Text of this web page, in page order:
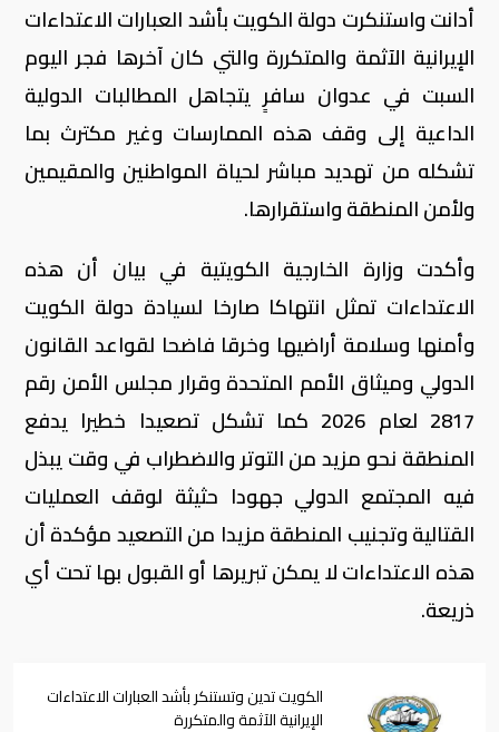
أدانت واستنكرت دولة الكويت بأشد العبارات الاعتداءات
الإيرانية الآثمة والمتكررة والتي كان آخرها فجر اليوم
السبت في عدوان سافرٍ يتجاهل المطالبات الدولية
الداعية إلى وقف هذه الممارسات وغير مكترث بما
تشكله من تهديد مباشر لحياة المواطنين والمقيمين
ولأمن المنطقة واستقرارها.
وأكدت وزارة الخارجية الكويتية في بيان أن هذه
الاعتداءات تمثل انتهاكا صارخا لسيادة دولة الكويت
وأمنها وسلامة أراضيها وخرقا فاضحا لقواعد القانون
الدولي وميثاق الأمم المتحدة وقرار مجلس الأمن رقم
2817 لعام 2026 كما تشكل تصعيدا خطيرا يدفع
المنطقة نحو مزيد من التوتر والاضطراب في وقت يبذل
فيه المجتمع الدولي جهودا حثيثة لوقف العمليات
القتالية وتجنيب المنطقة مزيدا من التصعيد مؤكدة أن
هذه الاعتداءات لا يمكن تبريرها أو القبول بها تحت أي
ذريعة.
الكويت تدين وتستنكر بأشد العبارات الاعتداءات
الإيرانية الآثمة والمتكررة